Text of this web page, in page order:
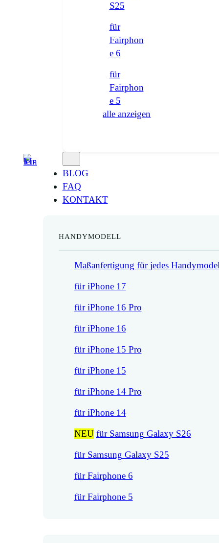
S25
für
Fairphon
e 6
für
Fairphon
e 5
alle anzeigen
BLOG
FAQ
KONTAKT
HANDYMODELL
Maßanfertigung für jedes
für iPhone 17
für iPhone 16 Pro
für iPhone 16
für iPhone 15 Pro
für iPhone 15
für iPhone 14 Pro
für iPhone 14
NEU für Samsung Galaxy S26
für Samsung Galaxy S25
für Fairphone 6
für Fairphone 5